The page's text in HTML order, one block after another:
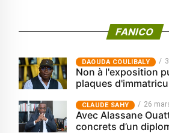
FANICO
‎DAOUDA COULIBALY
Non à l'exposition
plaques
CLAUDE SAHY 26
Avec Alassane
concrets d’un